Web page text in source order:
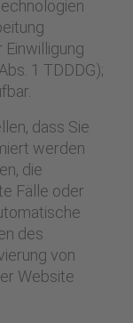
1 TDDDG);
dass Sie
werden
die
Fälle oder
des
von
Website